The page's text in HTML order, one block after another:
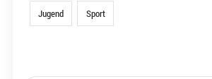
Jugend Sport